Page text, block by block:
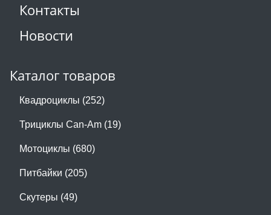
Контакты
Новости
Каталог товаров
Квадроциклы (252)
Трициклы Can-Am (19)
Мотоциклы (680)
Питбайки (205)
Скутеры (49)